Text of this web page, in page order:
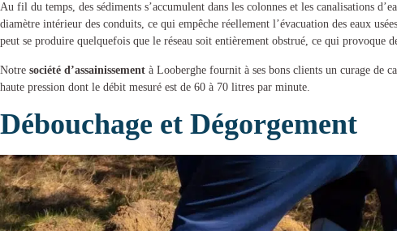
Au fil du temps, des sédiments s’accumulent dans les colonnes et les canalisations
diamètre intérieur des conduits, ce qui empêche réellement l’évacuation des eaux
peut se produire quelquefois que le réseau soit entièrement obstrué, ce qui provoque
Notre société d’assainissement à Looberghe fournit à ses bons clients un curage de
haute pression dont le débit mesuré est de 60 à 70 litres par minute.
Débouchage et Dégorgement